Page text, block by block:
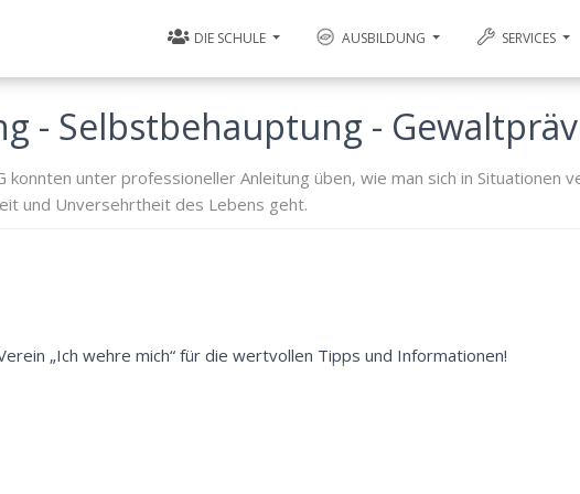
DIE SCHULE AUSBILDUNG SERVICES
- Selbstbehauptung -
konnten unter professioneller Anleitung üben, wie man sich in Situationen
und Unversehrtheit des Lebens geht.
„Ich wehre mich“ für die wertvollen Tipps und Informationen!